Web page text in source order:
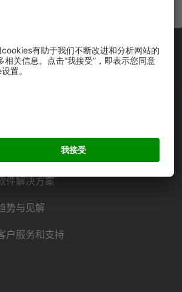
件解决方案
势与见解
户服务和支持